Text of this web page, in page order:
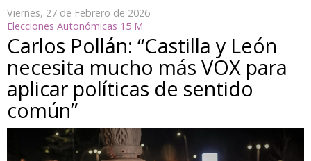
Viernes, 27 de Febrero de 2026
Elecciones Autonómicas 15 M
Carlos Pollán: “Castilla y León
necesita mucho más VOX para
aplicar políticas de sentido
común”